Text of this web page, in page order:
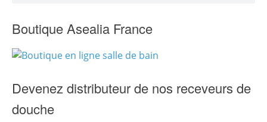
Boutique Asealia France
Devenez distributeur de nos receveurs de
douche